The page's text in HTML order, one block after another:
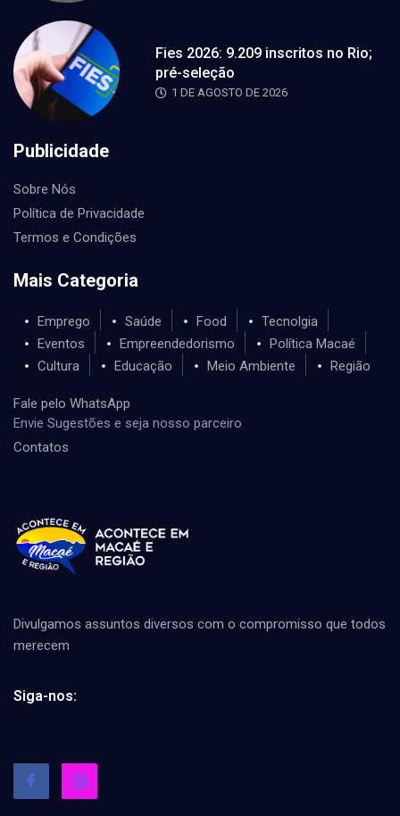
Fies 2026: 9.209 inscritos no Rio;
pré-seleção
1 DE AGOSTO DE 2026
Publicidade
Sobre Nós
Política de Privacidade
Termos e Condições
Mais Categoria
Emprego Saúde Food
Tecnolgia
Eventos
Empreendedorismo
Política Macaé
Cultura
Educação Meio Ambiente Região
Fale pelo WhatsApp
Envie Sugestões e seja nosso parceiro
Contatos
Divulgamos assuntos diversos com o compromisso que todos
merecem
Siga-nos: